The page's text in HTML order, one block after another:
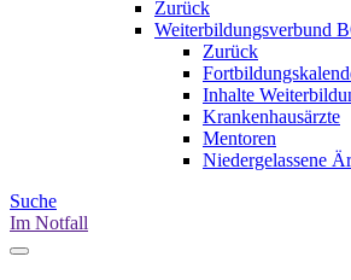
Zurück
Weiterbildungsverbund
Zurück
Inhalte
Krankenhausärzte
Mentoren
Niedergelassene
Suche
Im Notfall